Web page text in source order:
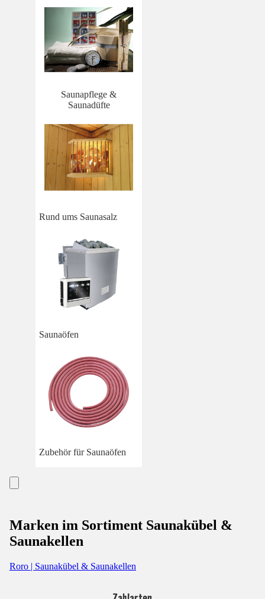
Saunapflege &
Saunadüfte
Rund ums Saunasalz
Saunaöfen
Zubehör für Saunaöfen
Marken im Sortiment Saunakübel &
Saunakellen
Roro | Saunakübel & Saunakellen